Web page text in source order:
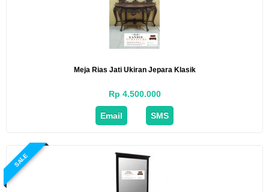
Meja Rias Jati Ukiran Jepara Klasik
Rp 4.500.000
Email SMS
SALE